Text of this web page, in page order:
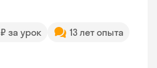
за урок
13 лет опыта